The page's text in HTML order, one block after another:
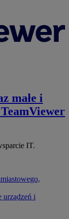
małe i
TeamViewer
IT.
urządzeń i